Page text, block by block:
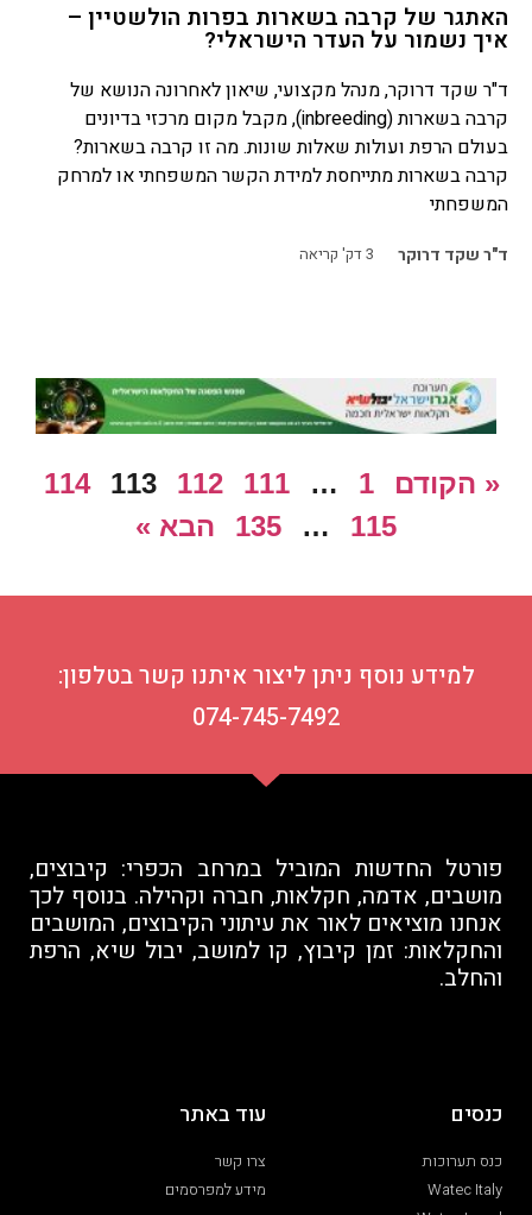
האתגר של קרבה בשארות בפרות הולשטיין –
איך נשמור על העדר הישראלי?
ד"ר שקד דרוקר, מנהל מקצועי, שיאון לאחרונה הנושא של
קרבה בשארות (inbreeding), מקבל מקום מרכזי בדיונים
בעולם הרפת ועולות שאלות שונות. מה זו קרבה בשארות?
קרבה בשארות מתייחסת למידת הקשר המשפחתי או למרחק
המשפחתי
ד"ר שקד דרוקר 3דק' קריאה
« הקודם 1
…
111
112
113
114
115
…
135 הבא »
למידע נוסף ניתן ליצור איתנו קשר בטלפון:
074-745-7492
פורטל החדשות המוביל במרחב הכפרי: קיבוצים,
מושבים, אדמה, חקלאות, חברה וקהילה. בנוסף לכך
אנחנו מוציאים לאור את עיתוני הקיבוצים, המושבים
והחקלאות: זמן קיבוץ, קו למושב, יבול שיא, הרפת
והחלב.
כנסים
כנס תערוכות
Watec Italy
עוד באתר
צרו קשר
מידע למפרסמים